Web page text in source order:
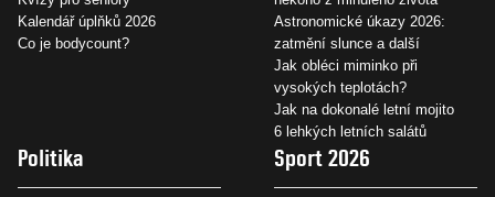
Kalendář úplňků 2026
Co je bodycount?
Astronomické úkazy 2026:
zatmění slunce a další
Jak obléci miminko při
vysokých teplotách?
Jak na dokonalé letní mojito
6 lehkých letních salátů
Politika Sport 2026